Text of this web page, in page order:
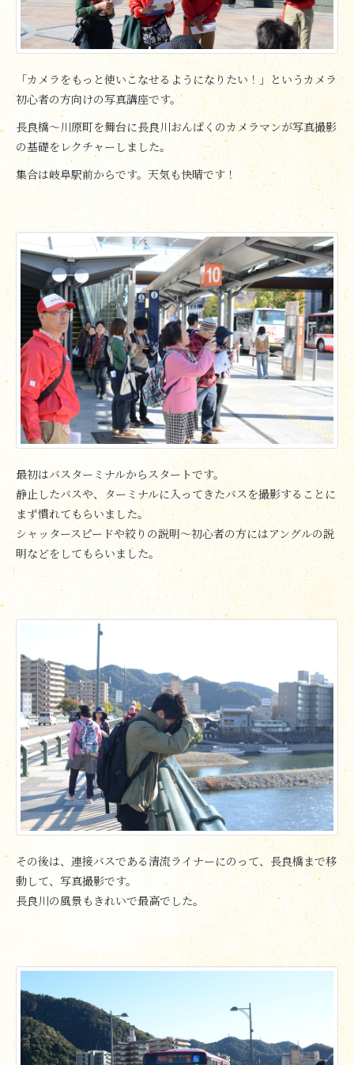
「カメラをもっと使いこなせるようになりたい！」というカメラ
初心者の方向けの写真講座です。
長良橋～川原町を舞台に長良川おんぱくのカメラマンが写真撮影
の基礎をレクチャーしました。
集合は岐阜駅前からです。天気も快晴です！
最初はバスターミナルからスタートです。
静止したバスや、ターミナルに入ってきたバスを撮影することに
まず慣れてもらいました。
シャッタースピードや絞りの説明〜初心者の方にはアングルの説
明などをしてもらいました。
その後は、連接バスである清流ライナーにのって、長良橋まで移
動して、写真撮影です。
長良川の風景もきれいで最高でした。